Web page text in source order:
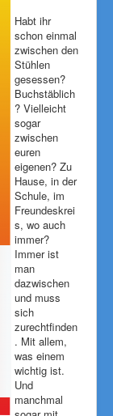
Habt ihr
schon einmal
zwischen den
Stühlen
gesessen?
Buchstäblich
? Vielleicht
sogar
zwischen
euren
eigenen? Zu
Hause, in der
Schule, im
Freundeskrei
s, wo auch
immer?
Immer ist
man
dazwischen
und muss
sich
zurechtfinden
. Mit allem,
was einem
wichtig ist.
Und
manchmal